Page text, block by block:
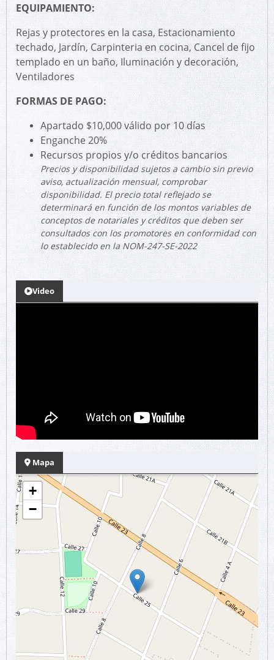
EQUIPAMIENTO:
Rejas y protectores en la casa, Estacionamiento
techado, Jardín, Carpinteria en cocina, Cancel de fijo
templado en un baño, Iluminación y decoración,
Ventiladores
FORMAS DE PAGO:
Apartado $10,000 válido por 10 días
Enganche 20%
Recursos propios y/o créditos bancarios
Precios y disponibilidad sujetos a cambio sin previo
aviso, actualización mensual, comprobar
disponibilidad. El precio total reflejado se
determinará en función de los montos variables de
conceptos de notariales y créditos que deben ser
consultados con los promotores en conformidad con
lo establecido en la NOM-247-SE-2022
Video
Mapa
+
−